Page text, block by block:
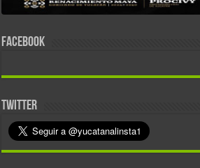
FACEBOOK
TWITTER